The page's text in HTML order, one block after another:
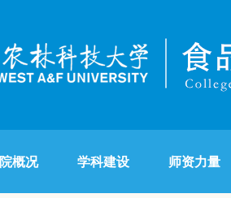
概况 学科建设 师资力量